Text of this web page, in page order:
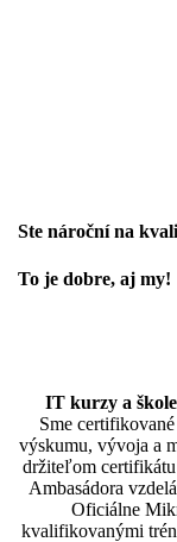
Ste nároční na
To je dobre, aj my!
IT kurzy a
Sme
výskumu, vývoja a
držiteľom
Ambasádora
Oficiálne
kvalifikovanými